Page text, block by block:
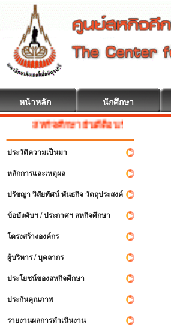
หน้าหลัก นักศึกษา
สหกิจศึกษา ยินดีต้อนรับ
ประวัติความเป็นมา
หลักการและเหตุผล
ปรัชญา วิสัยทัศน์ พันธกิจ วัตถุประสงค์
ข้อบังคับฯ / ประกาศฯ สหกิจศึกษา
โครงสร้างองค์กร
ผู้บริหาร / บุคลากร
ประโยชน์ของสหกิจศึกษา
ประกันคุณภาพ
รายงานผลการดำเนินงาน